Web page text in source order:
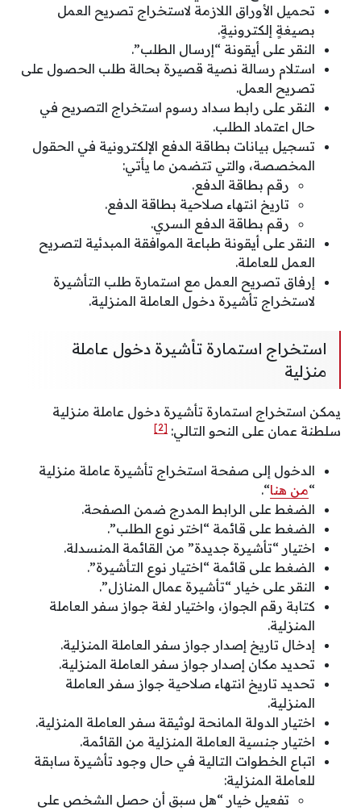
تحميل الأوراق اللازمة لاستخراج تصريح العمل
بصيغةٍ إلكترونيةٍ.
النقر على أيقونة “إرسال الطلب”.
استلام رسالة نصية قصيرة بحالة طلب الحصول على
تصريح العمل.
النقر على رابط سداد رسوم استخراج التصريح في
حال اعتماد الطلب.
تسجيل بيانات بطاقة الدفع الإلكترونية في الحقول
المخصصة، والتي تتضمن ما يأتي:
رقم بطاقة الدفع.
تاريخ انتهاء صلاحية بطاقة الدفع.
رقم بطاقة الدفع السري.
النقر على أيقونة طباعة الموافقة المبدئية لتصريح
العمل للعاملة.
إرفاق تصريح العمل مع استمارة طلب التأشيرة
لاستخراج تأشيرة دخول العاملة المنزلية.
استخراج استمارة تأشيرة دخول عاملة
منزلية
يمكن استخراج استمارة تأشيرة دخول عاملة منزلية
سلطنة عمان على النحو التالي: [2]
الدخول إلى صفحة استخراج تأشيرة عاملة منزلية
“من هنا“.
الضغط على الرابط المدرج ضمن الصفحة.
الضغط على قائمة “اختر نوع الطلب”.
اختيار “تأشيرة جديدة” من القائمة المنسدلة.
الضغط على قائمة “اختيار نوع التأشيرة”.
النقر على خيار “تأشيرة عمال المنازل”.
كتابة رقم الجواز، واختيار لغة جواز سفر العاملة
المنزلية.
إدخال تاريخ إصدار جواز سفر العاملة المنزلية.
تحديد مكان إصدار جواز سفر العاملة المنزلية.
تحديد تاريخ انتهاء صلاحية جواز سفر العاملة
المنزلية.
اختيار الدولة المانحة لوثيقة سفر العاملة المنزلية.
اختيار جنسية العاملة المنزلية من القائمة.
اتباع الخطوات التالية في حال وجود تأشيرة سابقة
للعاملة المنزلية:
تفعيل خيار “هل سبق أن حصل الشخص على